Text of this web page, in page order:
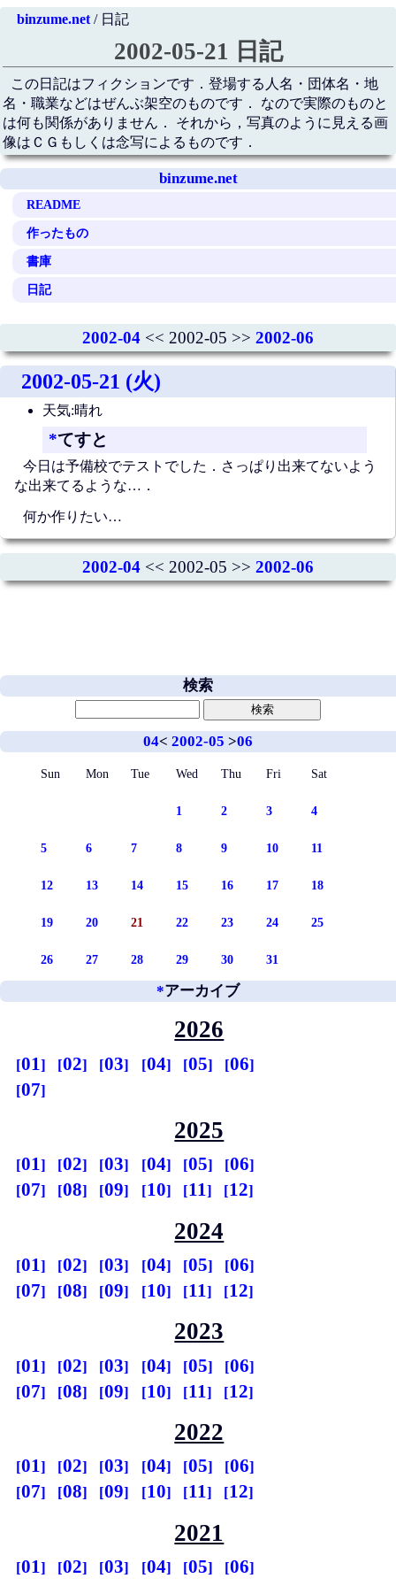
binzume.net/ 日記
2002-05-21 日記
この日記はフィクションです．登場する人名・団体名・地
名・職業などはぜんぶ架空のものです． なので実際のものと
は何も関係がありません． それから，写真のように見える画
像はＣＧもしくは念写によるものです．
binzume.net
README
作ったもの
書庫
日記
2002-04 << 2002-05 >> 2002-06
2002-05-21 (火)
天気:晴れ
*てすと
今日は予備校でテストでした．さっぱり出来てないよう
な出来てるような…．
何か作りたい…
2002-04 << 2002-05 >> 2002-06
検索
04< 2002-05 >06
Sun Mon Tue Wed Thu Fri Sat
1 2 3 4
5 6 7 8 9 10 11
12 13 14 15 16 17 18
19 20 21 22 23 24 25
26 27 28 29 30 31
*アーカイブ
2026
01 02 03 04 05
06
07
2025
01 02 03 04 05
06
07
08 09 10 11 12
2024
01 02 03 04 05
06
07
08 09 10 11 12
2023
01 02 03 04 05
06
07
08 09 10 11 12
2022
01 02 03 04 05
06
07
08 09 10 11 12
2021
01 02 03 04 05
06